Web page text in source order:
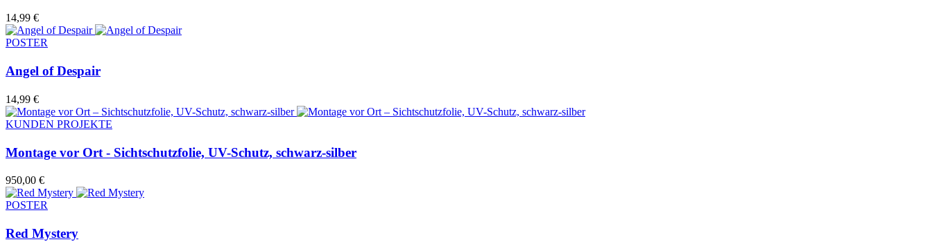
14,99 €
POSTER
Angel of Despair
14,99 €
KUNDEN PROJEKTE
Montage vor Ort - Sichtschutzfolie, UV-Schutz, schwarz-silber
950,00 €
POSTER
Red Mystery